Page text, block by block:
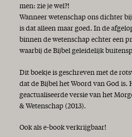
men: zie je wel?!
Wanneer wetenschap ons dichter
is dat alleen maar goed. In de
binnen de wetenschap echter een
waarbij de Bijbel geleidelijk
Dit boekje is geschreven met de
dat de Bijbel het Woord van God is.
geactualiseerde versie van het
& Wetenschap (2013).
Ook als e-book verkrijgbaar!